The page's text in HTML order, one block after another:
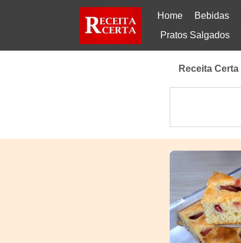
Home Bebidas
Pratos Salgados
Receita Certa